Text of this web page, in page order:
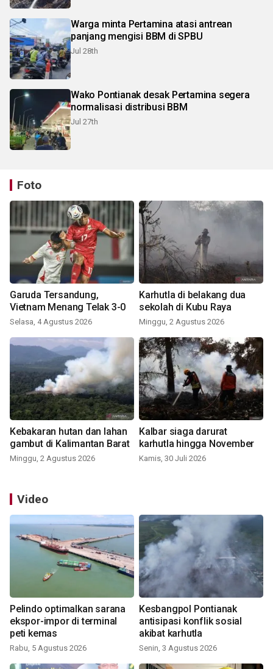
Warga minta Pertamina atasi antrean
panjang mengisi BBM di SPBU
Jul 28th
Wako Pontianak desak Pertamina segera
normalisasi distribusi BBM
Jul 27th
Foto
Garuda Tersandung,
Vietnam Menang Telak 3-0
Selasa, 4 Agustus 2026
Karhutla di belakang dua
sekolah di Kubu Raya
Minggu, 2 Agustus 2026
Kebakaran hutan dan lahan
gambut di Kalimantan Barat
Minggu, 2 Agustus 2026
Kalbar siaga darurat
karhutla hingga November
Kamis, 30 Juli 2026
Video
Pelindo optimalkan sarana
ekspor-impor di terminal
peti kemas
Rabu, 5 Agustus 2026
Kesbangpol Pontianak
antisipasi konflik sosial
akibat karhutla
Senin, 3 Agustus 2026